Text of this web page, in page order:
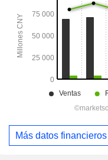
Más datos financieros